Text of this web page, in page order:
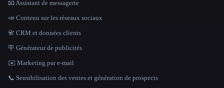
📧 Assistant de messagerie
📣 Contenu sur les réseaux sociaux
📇 CRM et données clients
🪧 Générateur de publicités
✉️ Marketing par e-mail
📞 Sensibilisation des ventes et génération de prospects